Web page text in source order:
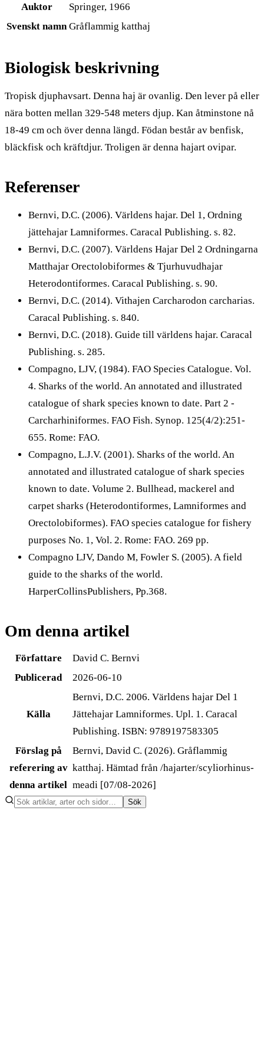
Auktor
Springer, 1966
Svenskt namn Gråflammig katthaj
Biologisk beskrivning
Tropisk djuphavsart. Denna haj är ovanlig. Den lever på eller
nära botten mellan 329-548 meters djup. Kan åtminstone nå
18-49 cm och över denna längd. Födan består av benfisk,
bläckfisk och kräftdjur. Troligen är denna hajart ovipar.
Referenser
Bernvi, D.C. (2006). Världens hajar. Del 1, Ordning
jättehajar Lamniformes. Caracal Publishing. s. 82.
Bernvi, D.C. (2007). Världens Hajar Del 2 Ordningarna
Matthajar Orectolobiformes & Tjurhuvudhajar
Heterodontiformes. Caracal Publishing. s. 90.
Bernvi, D.C. (2014). Vithajen Carcharodon carcharias.
Caracal Publishing. s. 840.
Bernvi, D.C. (2018). Guide till världens hajar. Caracal
Publishing. s. 285.
Compagno, LJV, (1984). FAO Species Catalogue. Vol.
4. Sharks of the world. An annotated and illustrated
catalogue of shark species known to date. Part 2 -
Carcharhiniformes. FAO Fish. Synop. 125(4/2):251-
655. Rome: FAO.
Compagno, L.J.V. (2001). Sharks of the world. An
annotated and illustrated catalogue of shark species
known to date. Volume 2. Bullhead, mackerel and
carpet sharks (Heterodontiformes, Lamniformes and
Orectolobiformes). FAO species catalogue for fishery
purposes No. 1, Vol. 2. Rome: FAO. 269 pp.
Compagno LJV, Dando M, Fowler S. (2005). A field
guide to the sharks of the world.
HarperCollinsPublishers, Pp.368.
Om denna artikel
Författare
David C. Bernvi
Publicerad
2026-06-10
Källa
Bernvi, D.C. 2006. Världens hajar Del 1
Jättehajar Lamniformes. Upl. 1. Caracal
Publishing. ISBN: 9789197583305
Förslag på
referering av
denna artikel
Bernvi, David C. (2026). Gråflammig
katthaj. Hämtad från /hajarter/scyliorhinus-
meadi [07/08-2026]
Sök